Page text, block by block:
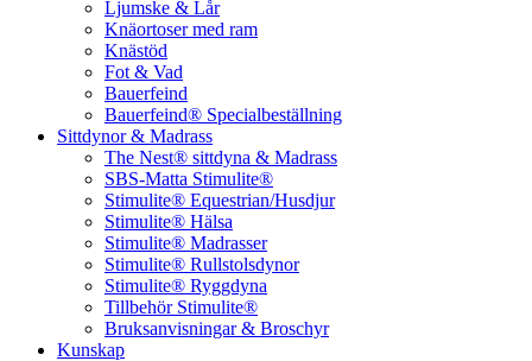
Ljumske & Lår
Knäortoser med ram
Knästöd
Fot & Vad
Bauerfeind
Bauerfeind® Specialbeställning
Sittdynor & Madrass
The Nest® sittdyna & Madrass
SBS-Matta Stimulite®
Stimulite® Equestrian/Husdjur
Stimulite® Hälsa
Stimulite® Madrasser
Stimulite® Rullstolsdynor
Stimulite® Ryggdyna
Tillbehör Stimulite®
Bruksanvisningar & Broschyr
Kunskap